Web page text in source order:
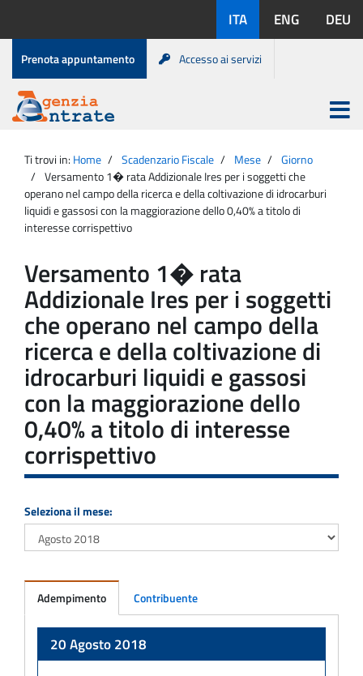
contenuto
disponibili:
ITA ENG DEU
Menu
di
servizio
Prenota appuntamento Accesso ai servizi
Agenzia
Entrate
Apri
menu
principale
Ti trovi in: Home Scadenzario Fiscale Mese
Giorno
Versamento 1� rata Addizionale Ires per i soggetti che
operano nel campo della ricerca e della coltivazione di idrocarburi
liquidi e gassosi con la maggiorazione dello 0,40% a titolo di
interesse corrispettivo
Versamento 1� rata
Addizionale Ires per i soggetti
che operano nel campo della
ricerca e della coltivazione di
idrocarburi liquidi e gassosi
con la maggiorazione dello
0,40% a titolo di interesse
corrispettivo
Seleziona il mese:
Adempimento Contribuente
20 Agosto 2018